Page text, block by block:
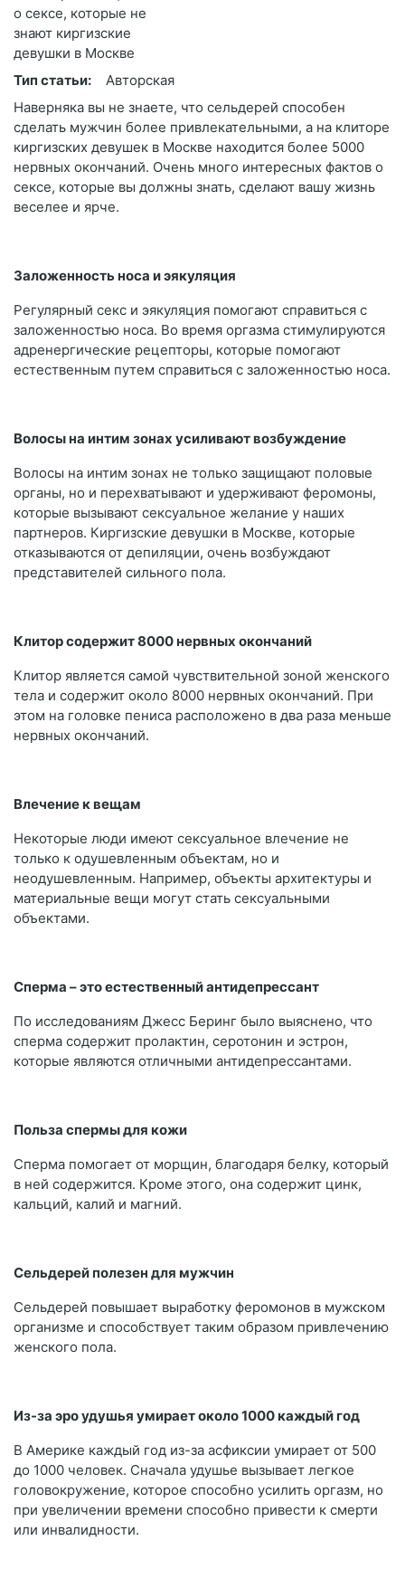
Тип статьи:
Авторская
Наверняка вы не знаете, что сельдерей способен
сделать мужчин более привлекательными, а на клиторе
киргизских девушек в Москве находится более 5000
нервных окончаний. Очень много интересных фактов о
сексе, которые вы должны знать, сделают вашу жизнь
веселее и ярче.
Заложенность носа и эякуляция
Регулярный секс и эякуляция помогают справиться с
заложенностью носа. Во время оргазма стимулируются
адренергические рецепторы, которые помогают
естественным путем справиться с заложенностью носа.
Волосы на интим зонах усиливают возбуждение
Волосы на интим зонах не только защищают половые
органы, но и перехватывают и удерживают феромоны,
которые вызывают сексуальное желание у наших
партнеров. Киргизские девушки в Москве, которые
отказываются от депиляции, очень возбуждают
представителей сильного пола.
Клитор содержит 8000 нервных окончаний
Клитор является самой чувствительной зоной женского
тела и содержит около 8000 нервных окончаний. При
этом на головке пениса расположено в два раза меньше
нервных окончаний.
Влечение к вещам
Некоторые люди имеют сексуальное влечение не
только к одушевленным объектам, но и
неодушевленным. Например, объекты архитектуры и
материальные вещи могут стать сексуальными
объектами.
Сперма – это естественный антидепрессант
По исследованиям Джесс Беринг было выяснено, что
сперма содержит пролактин, серотонин и эстрон,
которые являются отличными антидепрессантами.
Польза спермы для кожи
Сперма помогает от морщин, благодаря белку, который
в ней содержится. Кроме этого, она содержит цинк,
кальций, калий и магний.
Сельдерей полезен для мужчин
Сельдерей повышает выработку феромонов в мужском
организме и способствует таким образом привлечению
женского пола.
Из-за эро удушья умирает около 1000 каждый год
В Америке каждый год из-за асфиксии умирает от 500
до 1000 человек. Сначала удушье вызывает легкое
головокружение, которое способно усилить оргазм, но
при увеличении времени способно привести к смерти
или инвалидности.